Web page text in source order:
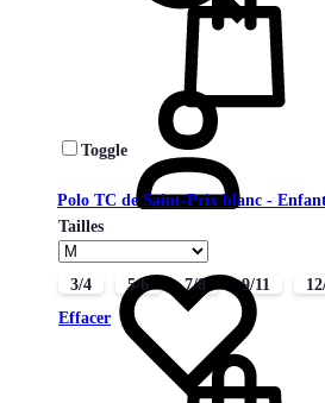
Toggle
Polo TC de Saint-Prix blanc -
Tailles
3/4 5/6 7/8 9/11
Effacer